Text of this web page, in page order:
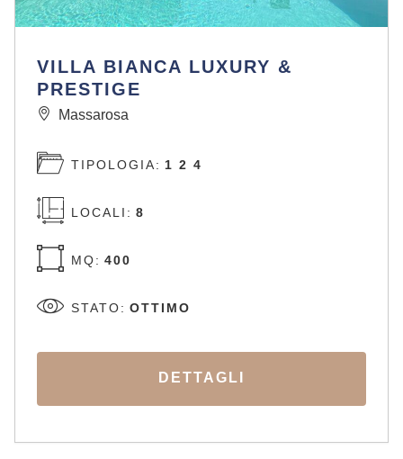
VILLA BIANCA LUXURY &
PRESTIGE
Massarosa
TIPOLOGIA: 1 2 4
LOCALI: 8
MQ: 400
STATO: OTTIMO
DETTAGLI